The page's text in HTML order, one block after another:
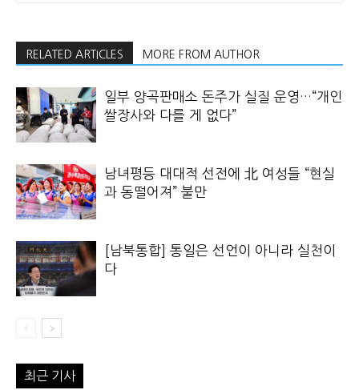
RELATED ARTICLES MORE FROM AUTHOR
일부 양곡판매소 돈주가 실질 운영…“개인
쌀장사와 다를 게 없다”
남녀평등 대대적 선전에 北 여성들 “현실
과 동떨어져” 불만
[남북통합] 통일은 선언이 아니라 실천이
다
최근 기사